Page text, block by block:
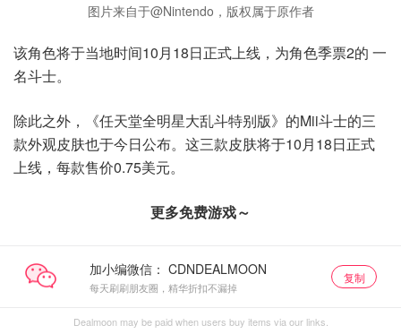
图片来自于@Nintendo，版权属于原作者
该角色将于当地时间10月18日正式上线，为角色季票2的 一
名斗士。
除此之外，《任天堂全明星大乱斗特别版》的Mii斗士的三
款外观皮肤也于今日公布。这三款皮肤将于10月18日正式
上线，每款售价0.75美元。
更多免费游戏～
加小编微信：
每天刷刷朋友圈，精华折扣不漏掉
复制
Dealmoon may be paid when users buy items via our links.